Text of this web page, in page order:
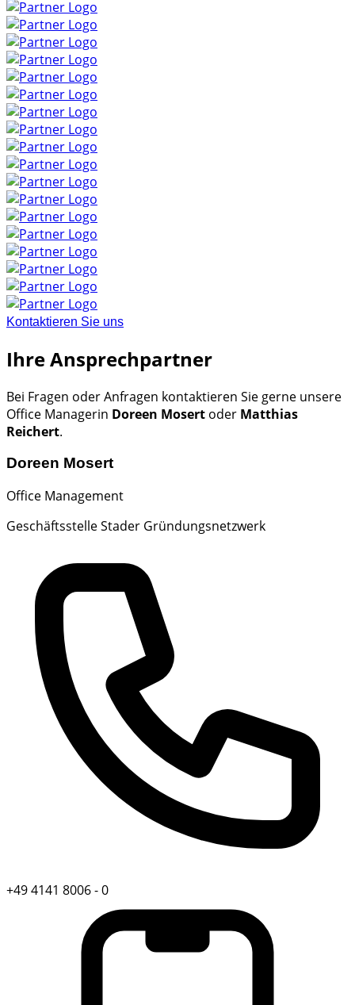
Kontaktieren Sie uns
Ihre Ansprechpartner
Bei Fragen oder Anfragen kontaktieren Sie gerne unsere
Office Managerin Doreen Mosert oder Matthias
Reichert.
Doreen Mosert
Office Management
Geschäftsstelle Stader Gründungsnetzwerk
+49 4141 8006 - 0